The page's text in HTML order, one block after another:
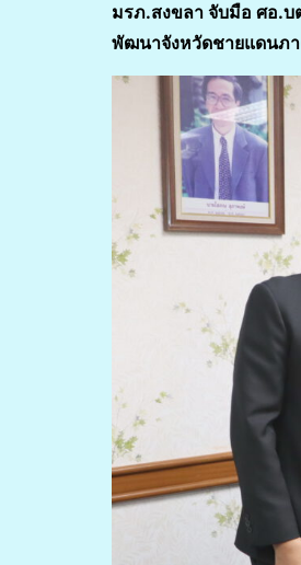
มรภ.สงขลา จับมือ ศอ.บ
พัฒนาจังหวัดชายแดนภ